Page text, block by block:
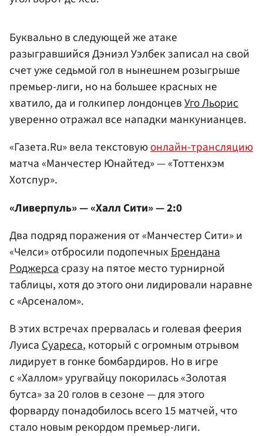
Буквально в следующей же атаке
разыгравшийся Дэниэл Уэлбек записал на свой
счет уже седьмой гол в нынешнем розыгрыше
премьер-лиги, но на большее красных не
хватило, да и голкипер лондонцевУго Льорис
уверенно отражал все нападки манкунианцев.
«Газета.Ru» вела текстовуюонлайн-трансляцию
матча «Манчестер Юнайтед» — «Тоттенхэм
Хотспур».
«Ливерпуль» — «Халл Сити» — 2:0
Два подряд поражения от «Манчестер Сити» и
«Челси» отбросили подопечныхБрендана
Роджерсасразу на пятое место турнирной
таблицы, хотя до этого они лидировали наравне
с «Арсеналом».
В этих встречах прервалась и голевая феерия
ЛуисаСуареса, который с огромным отрывом
лидирует в гонке бомбардиров. Но в игре
с «Халлом» уругвайцу покорилась «Золотая
бутса» за 20 голов в сезоне — для этого
форварду понадобилось всего 15 матчей, что
стало новым рекордом премьер-лиги.